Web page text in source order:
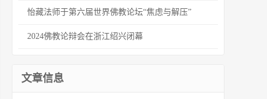
怡藏法师于第六届世界佛教论坛“焦虑与解压”
2024佛教论辩会在浙江绍兴闭幕
文章信息